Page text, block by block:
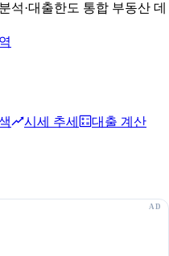
석·대출한도 통합 부동산 데
시세 추세
대출 계산